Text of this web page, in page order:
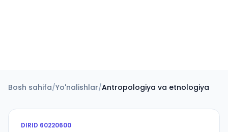
Bosh sahifa/Yo'nalishlar/Antropologiya va etnologiya
DIRID 60220600